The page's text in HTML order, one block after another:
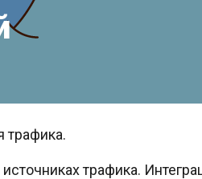
трафика.
трафика.